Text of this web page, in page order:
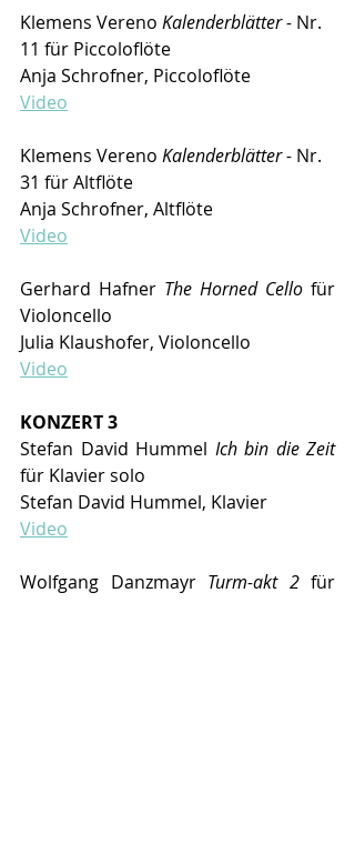
Klemens Vereno Kalenderblätter - Nr.
11 für Piccoloflöte
Anja Schrofner, Piccoloflöte
Video
Klemens Vereno Kalenderblätter - Nr.
31 für Altflöte
Anja Schrofner, Altflöte
Video
Gerhard Hafner The Horned Cello für
Violoncello
Julia Klaushofer, Violoncello
Video
KONZERT 3
Stefan David Hummel Ich bin die Zeit
für Klavier solo
Stefan David Hummel, Klavier
Video
Wolfgang Danzmayr Turm-akt 2 für